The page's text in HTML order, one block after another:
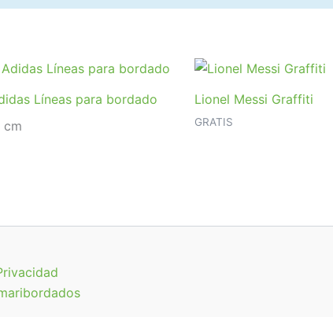
Líneas para bordado
cm
Lionel Messi Graffiti
GRATIS